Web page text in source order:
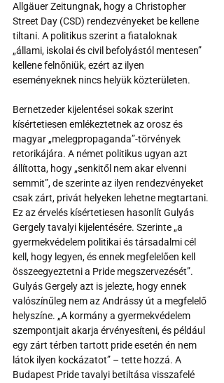
Allgäuer Zeitungnak, hogy a Christopher
Street Day (CSD) rendezvényeket be kellene
tiltani. A politikus szerint a fiataloknak
„állami, iskolai és civil befolyástól mentesen”
kellene felnőniük, ezért az ilyen
eseményeknek nincs helyük közterületen.
Bernetzeder kijelentései sokak szerint
kísértetiesen emlékeztetnek az orosz és
magyar „melegpropaganda”-törvények
retorikájára. A német politikus ugyan azt
állította, hogy „senkitől nem akar elvenni
semmit”, de szerinte az ilyen rendezvényeket
csak zárt, privát helyeken lehetne megtartani.
Ez az érvelés kísértetiesen hasonlít Gulyás
Gergely tavalyi kijelentésére. Szerinte „a
gyermekvédelem politikai és társadalmi cél
kell, hogy legyen, és ennek megfelelően kell
összeegyeztetni a Pride megszervezését”.
Gulyás Gergely azt is jelezte, hogy ennek
valószínűleg nem az Andrássy út a megfelelő
helyszíne. „A kormány a gyermekvédelem
szempontjait akarja érvényesíteni, és például
egy zárt térben tartott pride esetén én nem
látok ilyen kockázatot” – tette hozzá. A
Budapest Pride tavalyi betiltása visszafelé